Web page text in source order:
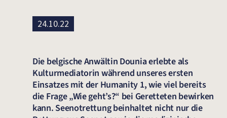
24.10.22
Die belgische Anwältin Dounia erlebte als
Kulturmediatorin während unseres ersten
Einsatzes mit der Humanity 1, wie viel bereits
die Frage „Wie geht’s?“ bei Geretteten bewirken
kann. Seenotrettung beinhaltet nicht nur die